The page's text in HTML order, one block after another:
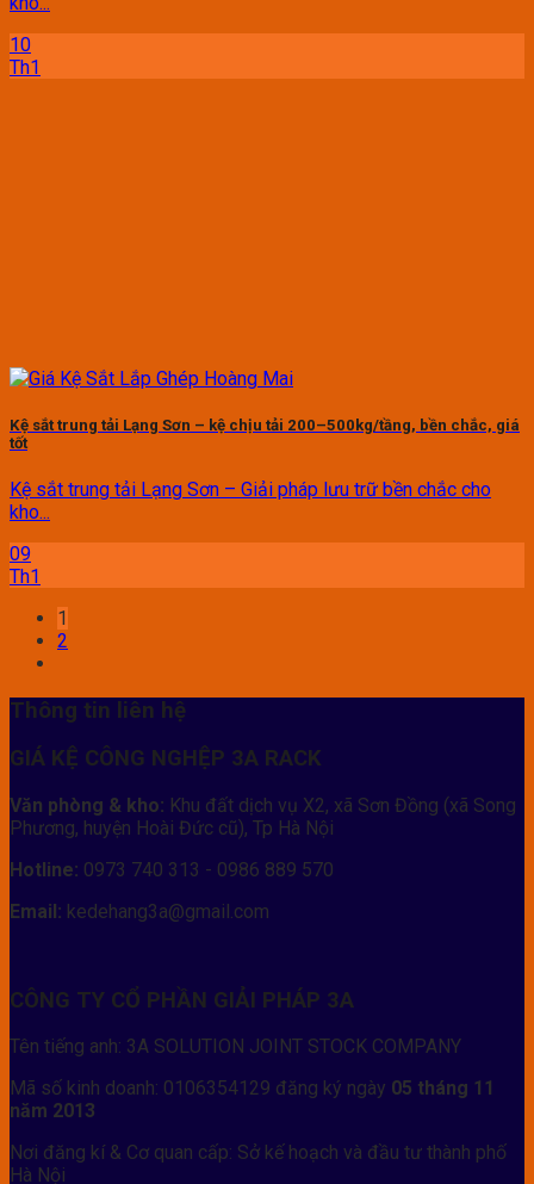
10
Th1
Kệ sắt trung tải Lạng Sơn – kệ chịu tải 200–500kg/tầng, bền chắc, giá
tốt
Kệ sắt trung tải Lạng Sơn – Giải pháp lưu trữ bền chắc cho
kho...
09
Th1
1
2
Thông tin liên hệ
GIÁ KỆ CÔNG NGHỆP 3A RACK
Văn phòng & kho: Khu đất dịch vụ X2, xã Sơn Đồng (xã Song
Phương, huyện Hoài Đức cũ), Tp Hà Nội
Hotline: 0973 740 313 - 0986 889 570
Email: kedehang3a@gmail.com
CÔNG TY CỔ PHẦN GIẢI PHÁP 3A
Tên tiếng anh: 3A SOLUTION JOINT STOCK COMPANY
Mã số kinh doanh: 0106354129 đăng ký ngày 05 tháng 11
năm 2013
Nơi đăng kí & Cơ quan cấp: Sở kế hoạch và đầu tư thành phố
Hà Nội